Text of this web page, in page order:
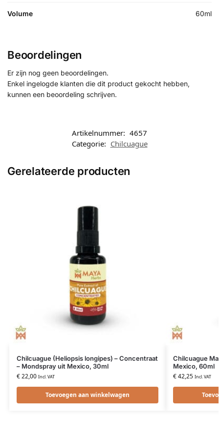
Volume 60ml
Beoordelingen
Er zijn nog geen beoordelingen.
Enkel ingelogde klanten die dit product gekocht hebben,
kunnen een beoordeling schrijven.
Artikelnummer: 4657
Categorie: Chilcuague
Gerelateerde producten
Chilcuague (Heliopsis longipes) – Concentraat
– Mondspray uit Mexico, 30ml
€22,00 Incl. VAT
Toevoegen aan winkelwagen
Chilcuague
Mexico, 60ml
€42,25 Incl. VAT